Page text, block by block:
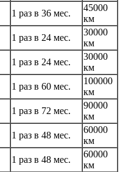
1 раз в 36 мес.
45000
км
1 раз в 24 мес.
30000
км
1 раз в 24 мес.
30000
км
1 раз в 60 мес.
100000
км
1 раз в 72 мес.
90000
км
1 раз в 48 мес.
60000
км
1 раз в 48 мес.
60000
км